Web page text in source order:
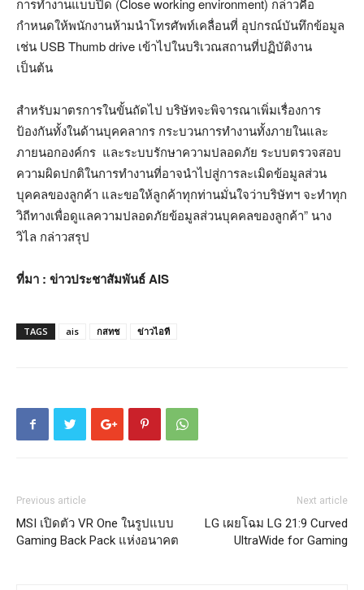
การทำงานแบบปิด (Close working environment) กล่าวคือ
กำหนดให้พนักงานห้ามนำโทรศัพท์เคลื่อนที่ อุปกรณ์บันทึกข้อมูล
เช่น USB Thumb drive เข้าไปในบริเวณสถานที่ปฏิบัติงาน
เป็นต้น
สำหรับมาตรการในขั้นถัดไป บริษัทจะพิจารณาเพิ่มเรื่องการ
ป้องกันทั้งในด้านบุคคลากร กระบวนการทำงานทั้งภายในและ
ภายนอกองค์กร และระบบรักษาความปลอดภัย ระบบตรวจสอบ
ความผิดปกติในการทำงานที่อาจนำไปสู่การละเมิดข้อมูลส่วน
บุคคลของลูกค้า และขอให้ลูกค้าทุกท่านมั่นใจว่าบริษัทฯ จะทำทุก
วิถีทางเพื่อดูแลความปลอดภัยข้อมูลส่วนบุคคลของลูกค้า” นาง
วิไล กล่าวสรุป
ที่มา : ข่าวประชาสัมพันธ์ AIS
TAGS ais กสทช ข่าวไอที
Previous article
MSI เปิดตัว VR One ในรูปแบบ
Gaming Back Pack แห่งอนาคต
Next article
LG เผยโฉม LG 21:9 Curved
UltraWide for Gaming